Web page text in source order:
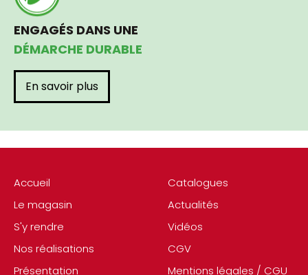
Accueil
Le magasin
S'y rendre
Nos réalisations
Présentation
Catalogues
Actualités
Vidéos
CGV
Mentions légales / CGU
ENGAGÉS DANS UNE
DÉMARCHE DURABLE
En savoir plus